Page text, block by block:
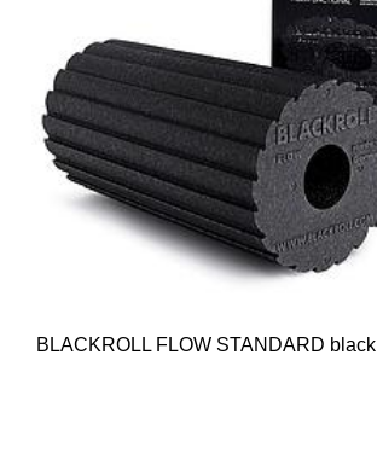
BLACKROLL FLOW STANDARD black